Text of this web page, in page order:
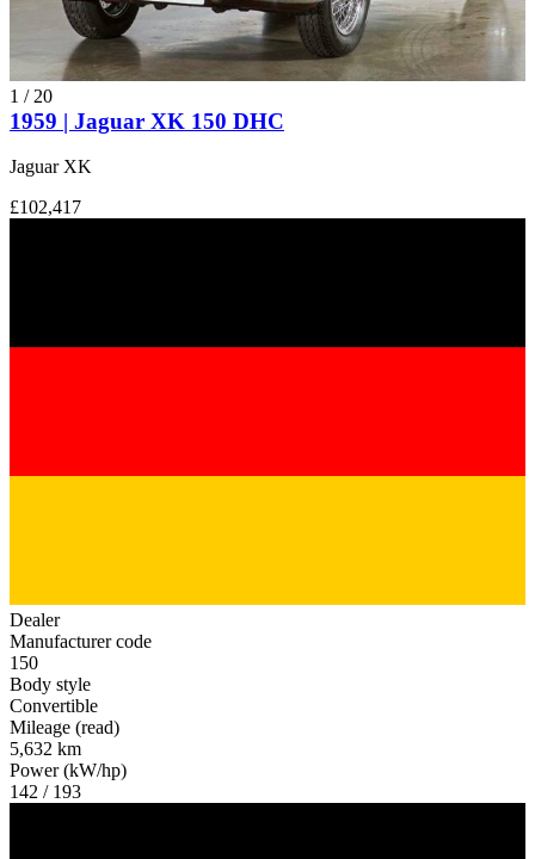
1 / 20
1959 | Jaguar XK 150 DHC
Jaguar XK
£102,417
Dealer
Manufacturer code
150
Body style
Convertible
Mileage (read)
5,632 km
Power (kW/hp)
142 / 193